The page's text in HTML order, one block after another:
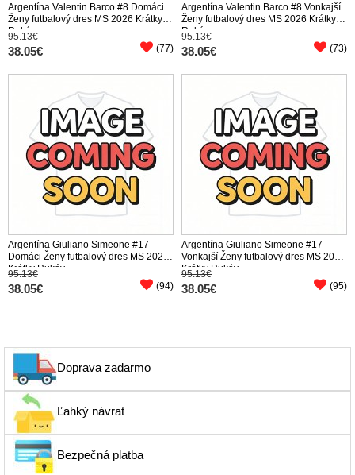
Argentína Valentin Barco #8 Domáci
Ženy futbalový dres MS 2026 Krátky
Rukáv
95.13€
38.05€ (77)
Argentína Valentin Barco #8 Vonkajší
Ženy futbalový dres MS 2026 Krátky
Rukáv
95.13€
38.05€ (73)
Argentína Giuliano Simeone #17
Domáci Ženy futbalový dres MS 2026
Krátky Rukáv
95.13€
38.05€ (94)
Argentína Giuliano Simeone #17
Vonkajší Ženy futbalový dres MS 2026
Krátky Rukáv
95.13€
38.05€ (95)
Doprava zadarmo
Ľahký návrat
Bezpečná platba